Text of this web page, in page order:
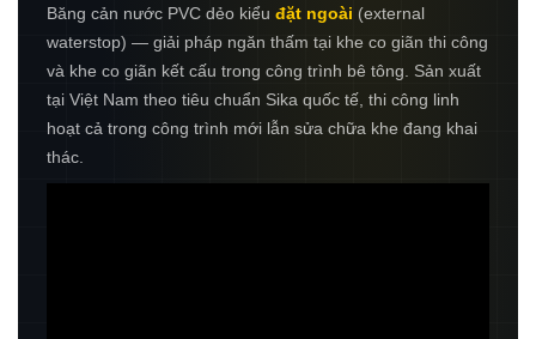
Băng cản nước PVC dẻo kiểu đặt ngoài (external
waterstop) — giải pháp ngăn thấm tại khe co giãn thi công
và khe co giãn kết cấu trong công trình bê tông. Sản xuất
tại Việt Nam theo tiêu chuẩn Sika quốc tế, thi công linh
hoạt cả trong công trình mới lẫn sửa chữa khe đang khai
thác.